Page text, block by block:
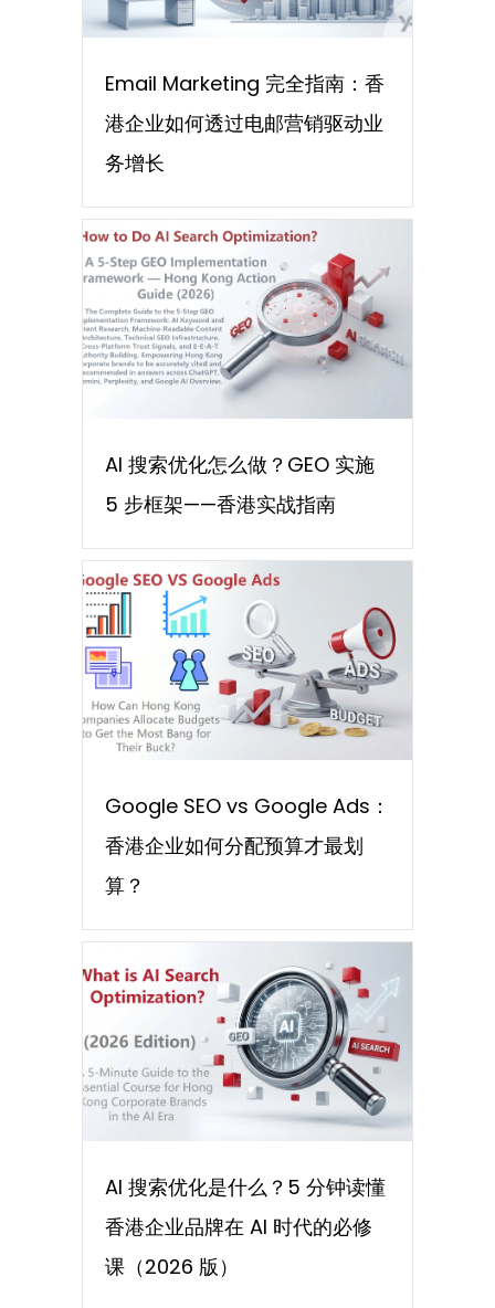
Email Marketing 完全指南：香
港企业如何透过电邮营销驱动业
务增长
AI 搜索优化怎么做？GEO 实施
5 步框架——香港实战指南
Google SEO vs Google Ads：
香港企业如何分配预算才最划
算？
AI 搜索优化是什么？5 分钟读懂
香港企业品牌在 AI 时代的必修
课（2026 版）